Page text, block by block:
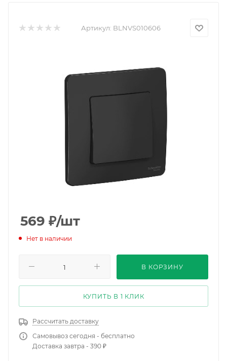
Артикул: BLNVS010606
569 ₽/шт
Нет в наличии
В КОРЗИНУ
КУПИТЬ В 1 КЛИК
Рассчитать доставку
Самовывоз сегодня - бесплатно
Доставка завтра - 390 ₽